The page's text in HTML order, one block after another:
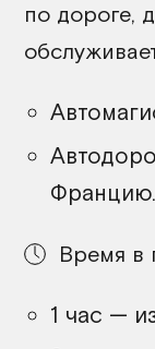
по дороге,
Францию.
Время в
1 час —